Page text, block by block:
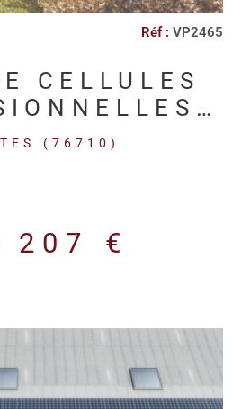
Réf : VP2465
CELLULES
- ZA DU
(76710)
207 €